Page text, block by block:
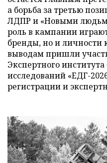
а борьба за третью
ЛДПР и «Новыми
роль в кампании
бренды, но и личности
выводам пришли
Экспертного
исследований «ЕДГ-
регистрации и